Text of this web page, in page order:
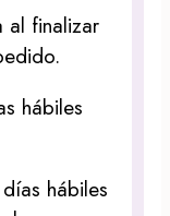
al finalizar
hábiles
hábiles